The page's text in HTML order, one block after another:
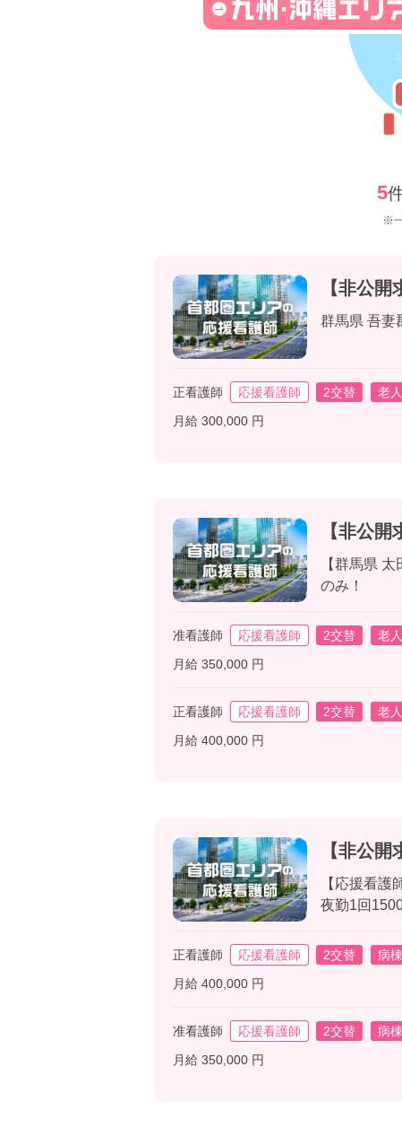
5
※
【非公開
群馬県 吾妻
正看護師 応援看護師 2交替 老
月給 300,000 円
【非公開
【群馬県
のみ！
准看護師 応援看護師 2交替 老
月給 350,000 円
正看護師 応援看護師 2交替 老
月給 400,000 円
【非公開
【応援看
夜勤1回
正看護師 応援看護師 2交替 病棟
月給 400,000 円
准看護師 応援看護師 2交替 病棟
月給 350,000 円